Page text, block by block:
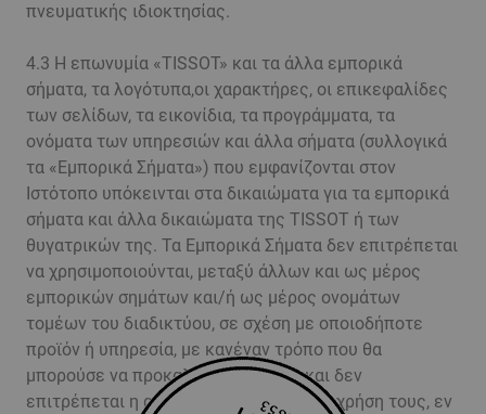
πνευματικής ιδιοκτησίας.
4.3 Η επωνυμία «TISSOT» και τα άλλα εμπορικά
σήματα, τα λογότυπα,οι χαρακτήρες, οι επικεφαλίδες
των σελίδων, τα εικονίδια, τα προγράμματα, τα
ονόματα των υπηρεσιών και άλλα σήματα (συλλογικά
τα «Εμπορικά Σήματα») που εμφανίζονται στον
Ιστότοπο υπόκεινται στα δικαιώματα για τα εμπορικά
σήματα και άλλα δικαιώματα της TISSOT ή των
θυγατρικών της. Τα Εμπορικά Σήματα δεν επιτρέπεται
να χρησιμοποιούνται, μεταξύ άλλων και ως μέρος
εμπορικών σημάτων και/ή ως μέρος ονομάτων
τομέων του διαδικτύου, σε σχέση με οποιοδήποτε
προϊόν ή υπηρεσία, με κανέναν τρόπο που θα
μπορούσε να προκαλέσει σύγχυση, και δεν
επιτρέπεται η αντιγραφή, απομίμηση ή χρήση τους, εν